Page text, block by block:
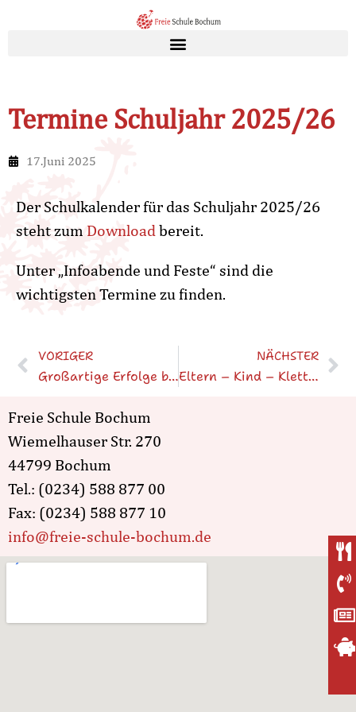
Termine Schuljahr 2025/26
17.Juni 2025
Der Schulkalender für das Schuljahr 2025/26
steht zum Download bereit.
Unter „Infoabende und Feste“ sind die
wichtigsten Termine zu finden.
VORIGER
Großartige Erfolge beim Kunstwettbewerb „Bochum Young Artists“
NÄCHSTER
Eltern – Kind – Klettern
Freie Schule Bochum
Wiemelhauser Str. 270
44799 Bochum
Tel.: (0234) 588 877 00
Fax: (0234) 588 877 10
info@freie-schule-bochum.de